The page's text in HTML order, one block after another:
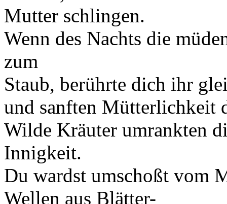
Mutter schlingen.
Wenn des Nachts die
zum
Staub, berührte dich ihr
und sanften Mütterlichkeit
Wilde Kräuter umrankten
Innigkeit.
Du wardst umschoßt vom
Wellen aus Blätter-